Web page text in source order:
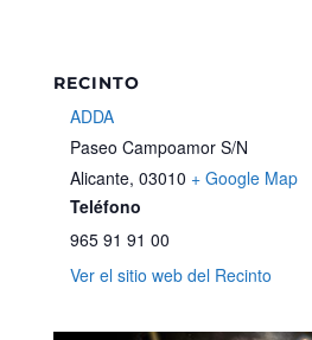
RECINTO
ADDA
Paseo Campoamor S/N
Alicante, 03010 + Google Map
Teléfono
965 91 91 00
Ver el sitio web del Recinto